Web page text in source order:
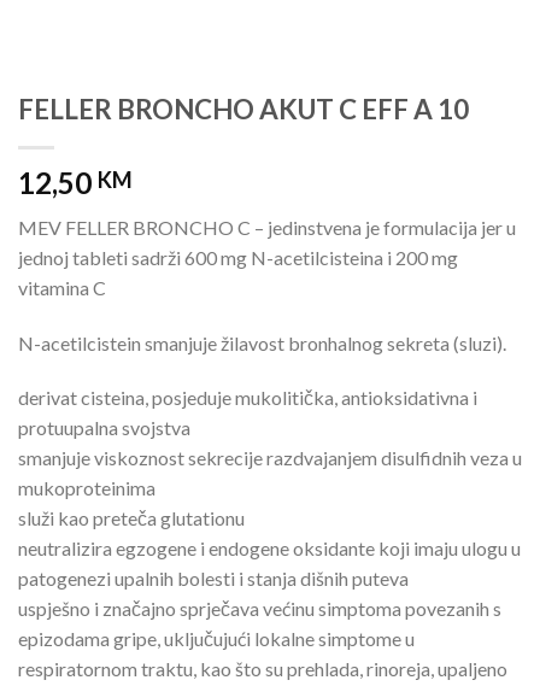
FELLER BRONCHO AKUT C EFF A 10
12,50 KM
MEV FELLER BRONCHO C – jedinstvena je formulacija jer u
jednoj tableti sadrži 600 mg N-acetilcisteina i 200 mg
vitamina C
N-acetilcistein smanjuje žilavost bronhalnog sekreta (sluzi).
derivat cisteina, posjeduje mukolitička, antioksidativna i
protuupalna svojstva
smanjuje viskoznost sekrecije razdvajanjem disulfidnih veza u
mukoproteinima
služi kao preteča glutationu
neutralizira egzogene i endogene oksidante koji imaju ulogu u
patogenezi upalnih bolesti i stanja dišnih puteva
uspješno i značajno sprječava većinu simptoma povezanih s
epizodama gripe, uključujući lokalne simptome u
respiratornom traktu, kao što su prehlada, rinoreja, upaljeno